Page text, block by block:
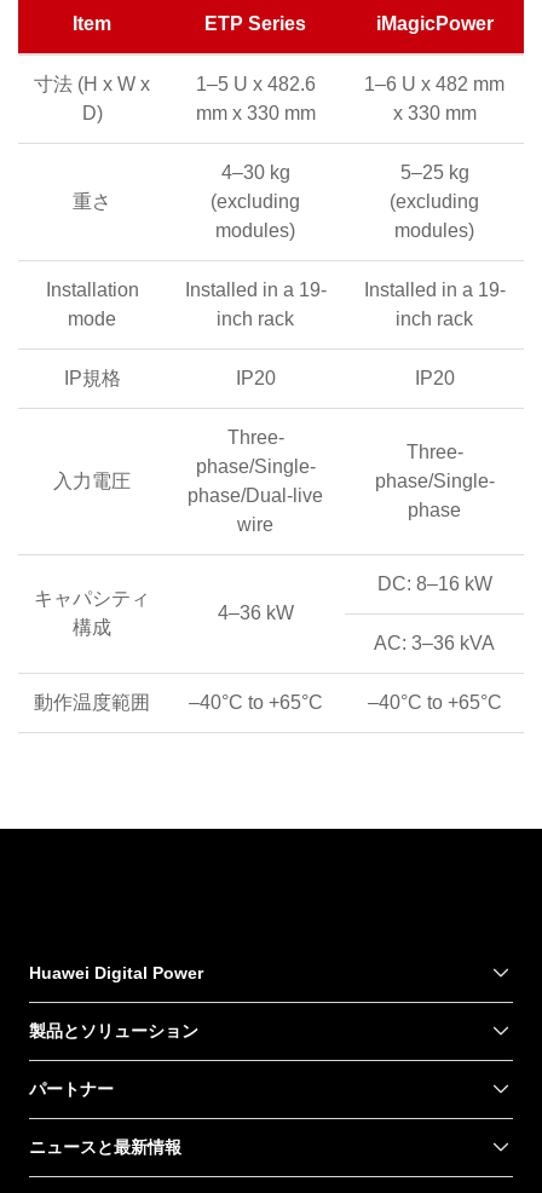
Item ETP Series iMagicPower
寸法 (H x W x
D)
1–5 U x 482.6
mm x 330 mm
1–6 U x 482 mm
x 330 mm
重さ
4–30 kg
(excluding
modules)
5–25 kg
(excluding
modules)
Installation
mode
Installed in a 19-
inch rack
Installed in a 19-
inch rack
IP規格 IP20 IP20
入力電圧
Three-
phase/Single-
phase/Dual-live
wire
Three-
phase/Single-
phase
キャパシティ
構成
4–36 kW
DC: 8–16 kW
AC: 3–36 kVA
動作温度範囲 –40°C to +65°C –40°C to +65°C
Huawei Digital Power
製品とソリューション
パートナー
ニュースと最新情報